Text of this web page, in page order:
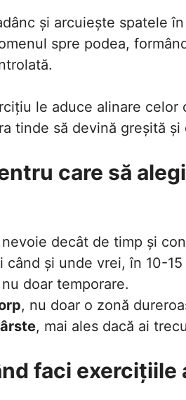
și arcuiește spatele
spre podea,
le aduce alinare
tinde să devină greșită
care să
decât de timp și
când și unde vrei, în 10-
nu doar temporare.
, nu doar o zonă
, mai ales dacă ai
faci exercițiile